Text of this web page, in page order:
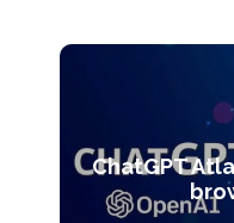
ChatGPT